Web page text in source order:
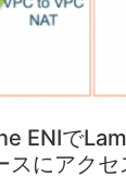
ENIで
スにアクセ